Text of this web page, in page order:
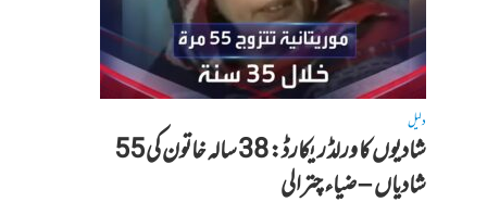
دلیل
شادیوں کا ورلڈ ریکارڈ: 38 سالہ خاتون کی 55
شادیاں – ضیاء چترالی